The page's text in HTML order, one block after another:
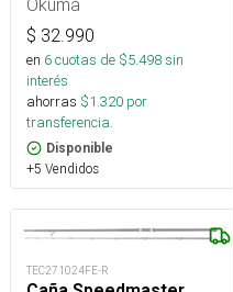
Okuma
$ 32.990
en 6cuotas de $5.498sin
interés
ahorras $1.320 por
transferencia.
Disponible
+5 Vendidos
TEC271024FE-R